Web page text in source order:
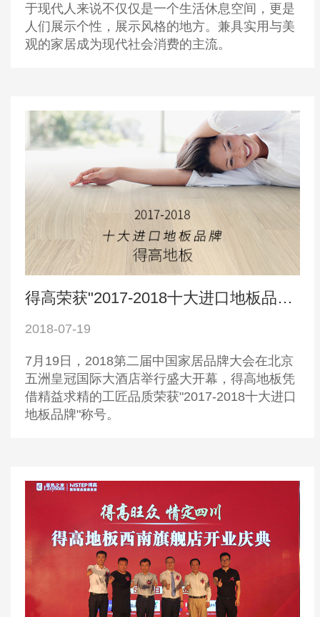
于现代人来说不仅仅是一个生活休息空间，更是
人们展示个性，展示风格的地方。兼具实用与美
观的家居成为现代社会消费的主流。
得高荣获"2017-2018十大进口地板品牌"称号
2018-07-19
7月19日，2018第二届中国家居品牌大会在北京
五洲皇冠国际大酒店举行盛大开幕，得高地板凭
借精益求精的工匠品质荣获"2017-2018十大进口
地板品牌"称号。